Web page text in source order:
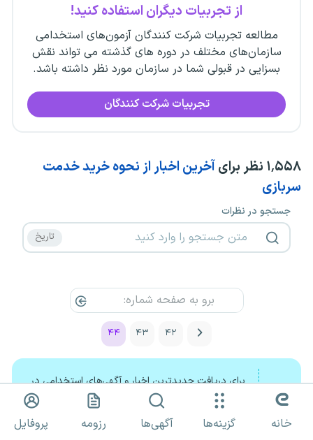
از تجربیات دیگران استفاده کنید!
مطالعه تجربیات شرکت کنندگان آزمون‌های استخدامی
سازمان‌های مختلف در دوره های گذشته می تواند نقش
بسزایی در قبولی شما در سازمان مورد نظر داشته باشد.
تجربیات شرکت کنندگان
۱٬۵۵۸ نظر برایآخرین اخبار از نحوه خرید خدمت
سربازی
جستجو در نظرات
۴۲ ۴۳ ۴۴
برای دریافت جدیدترین اخبار و آگهی‌های استخدامی در
کانال تلگرام «ای استخدام»
کلیک کنید
خانه گزینه‌ها آگهی‌ها رزومه پروفایل